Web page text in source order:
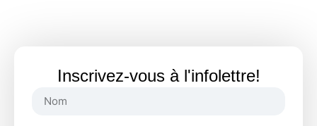
Inscrivez-vous à l'infolettre!